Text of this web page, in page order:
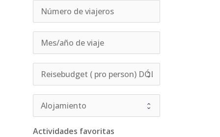
Actividades favoritas